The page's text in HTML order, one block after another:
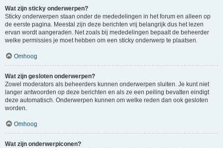
Wat zijn sticky onderwerpen?
Sticky onderwerpen staan onder de mededelingen in het forum en alleen op
de eerste pagina. Meestal zijn deze berichten vrij belangrijk dus het lezen
ervan wordt aangeraden. Net zoals bij mededelingen bepaalt de beheerder
welke permissies je moet hebben om een sticky onderwerp te plaatsen.
Omhoog
Wat zijn gesloten onderwerpen?
Zowel moderators als beheerders kunnen onderwerpen sluiten. Je kunt niet
langer antwoorden op deze berichten en als ze een peiling bevatten eindigt
deze automatisch. Onderwerpen kunnen om welke reden dan ook gesloten
worden.
Omhoog
Wat zijn onderwerpiconen?